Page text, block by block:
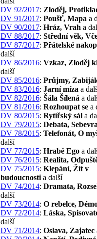
DV 92/2017: Zloděj,
DV 91/2017: Poušť, Mapa a
DV 90/2017: Hráz, Vrah a
DV 88/2017: Střední věk,
DV 87/2017: Přátelské
další
DV 86/2016: Vzkaz, Zloděj
další
DV 85/2016: Průjmy,
DV 83/2016: Jarní míza a
DV 82/2016: Šála Šílená a
DV 81/2016: Rozhoupat se a
DV 80/2015: Rytířský sál a
DV 79/2015: Debata,
DV 78/2015: Telefonát, O
další
DV 77/2015: Hrabě Ego a
DV 76/2015: Realita,
DV 75/2015: Klepání, Žít v
budoucnosti a další
DV 74/2014: Dramata,
další
DV 73/2014: O rebelce,
DV 72/2014: Láska,
další
DV 71/2014: Oslava, Zajatec